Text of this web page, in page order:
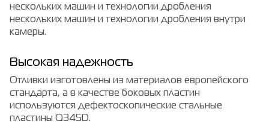
нескольких машин и технологии дробления
нескольких машин и технологии дробления внутри
камеры.
Высокая надежность
Отливки изготовлены из материалов европейского
стандарта, а в качестве боковых пластин
используются дефектоскопические стальные
пластины Q345D.